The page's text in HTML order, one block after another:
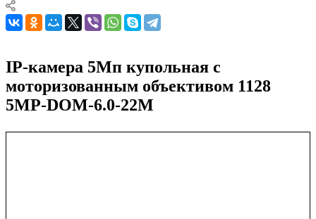
IP-камера 5Мп купольная с
моторизованным объективом 1128
5MP-DOM-6.0-22M